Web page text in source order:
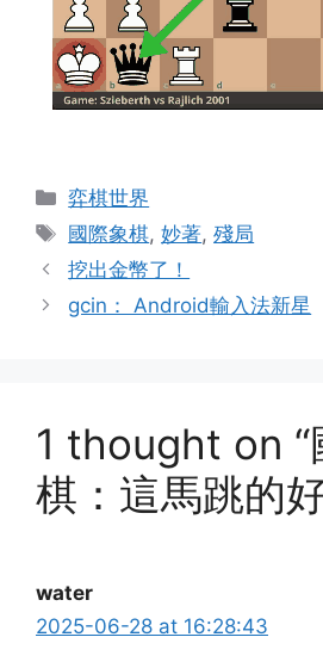
Categories
弈棋世界
Tags
國際象棋,妙著,殘局
挖出金幣了！
gcin： Android輸入法新星
1 thought on “
棋：這馬跳的
water
2025-06-28 at 16:28:43